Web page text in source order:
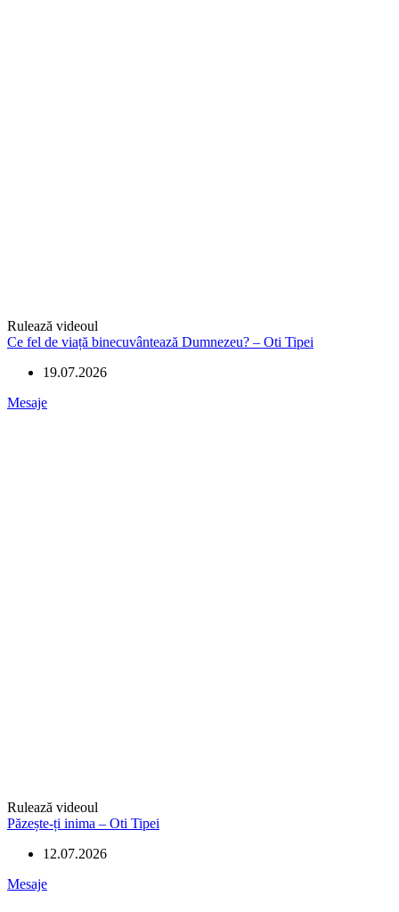
Rulează videoul
Ce fel de viață binecuvântează Dumnezeu? – Oti Tipei
19.07.2026
Mesaje
Rulează videoul
Păzește-ți inima – Oti Tipei
12.07.2026
Mesaje